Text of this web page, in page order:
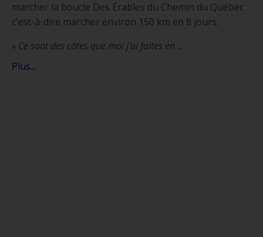
marcher la boucle Des Érables du Chemin du Québec
c’est-à-dire marcher environ 150 km en 8 jours.
« Ce sont des côtes que moi j’ai faites en ...
Plus...